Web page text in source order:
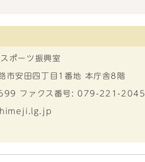
ポーツ振興室
安田四丁目1番地 本庁舎8階
ファクス番号: 079-221-2045